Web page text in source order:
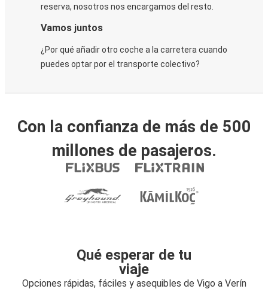
reserva, nosotros nos encargamos del resto.
Vamos juntos
¿Por qué añadir otro coche a la carretera cuando
puedes optar por el transporte colectivo?
Con la confianza de más de 500
millones de pasajeros.
Qué esperar de tu
viaje
Opciones rápidas, fáciles y asequibles de Vigo a Verín